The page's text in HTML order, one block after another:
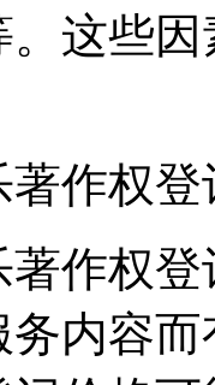
这些
作权
作权
内容